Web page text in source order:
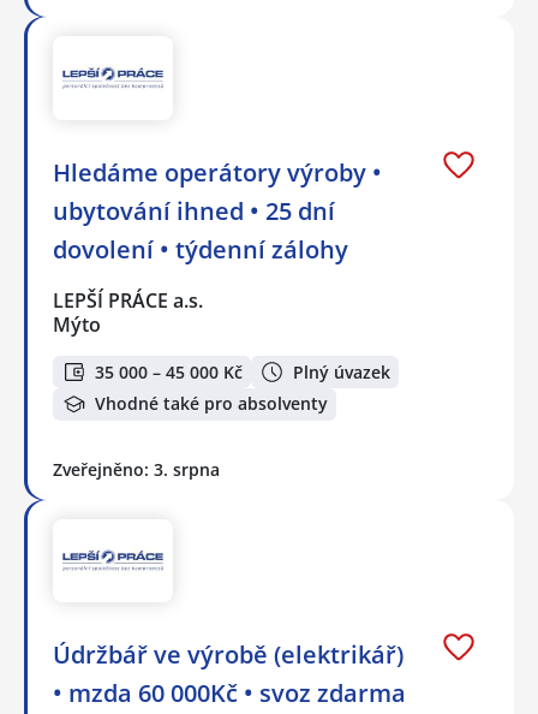
Hledáme operátory výroby •
ubytování ihned • 25 dní
dovolení • týdenní zálohy
LEPŠÍ PRÁCE a.s.
Mýto
35 000 – 45 000 Kč
Plný úvazek
Vhodné také pro absolventy
Zveřejněno: 3. srpna
Údržbář ve výrobě (elektrikář)
• mzda 60 000Kč • svoz zdarma